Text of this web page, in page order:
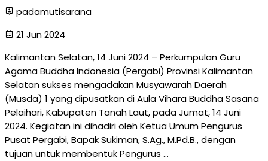
padamutisarana
21 Jun 2024
Kalimantan Selatan, 14 Juni 2024 – Perkumpulan Guru
Agama Buddha Indonesia (Pergabi) Provinsi Kalimantan
Selatan sukses mengadakan Musyawarah Daerah
(Musda) 1 yang dipusatkan di Aula Vihara Buddha Sasana
Pelaihari, Kabupaten Tanah Laut, pada Jumat, 14 Juni
2024. Kegiatan ini dihadiri oleh Ketua Umum Pengurus
Pusat Pergabi, Bapak Sukiman, S.Ag., M.Pd.B., dengan
tujuan untuk membentuk Pengurus …